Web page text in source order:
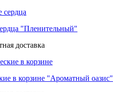
"Пленительный"
в корзине "Ароматный оазис"